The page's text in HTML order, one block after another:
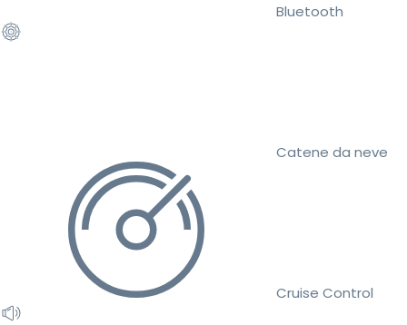
Bluetooth
Catene da neve
Cruise Control